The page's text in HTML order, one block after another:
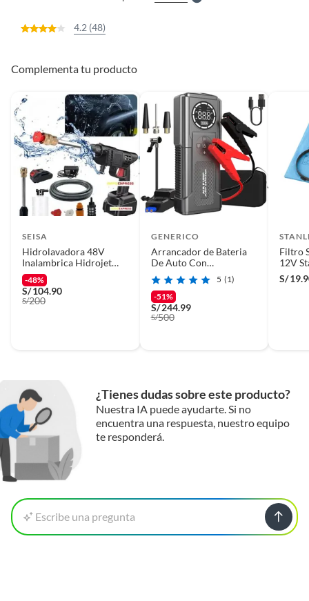
4.2 (48)
Complementa tu producto
SEISA
Hidrolavadora 48V
Inalambrica Hidrojet
Lavado
-48%
S/104.90
S/200
GENERICO
Arrancador de Bateria
De Auto Con
Compresora De Aire
5 (1)
-51%
S/ 244.99
S/500
Filtro
12V
S/
¿Tienes dudas sobre este producto?
Nuestra IA puede ayudarte. Si no
encuentra una respuesta, nuestro equipo
te responderá.
Escribe una pregunta